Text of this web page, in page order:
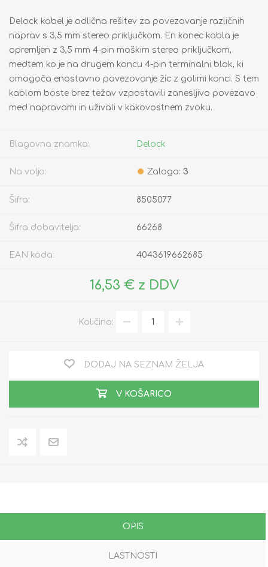
Delock kabel je odlična rešitev za povezovanje različnih
naprav s 3,5 mm stereo priključkom. En konec kabla je
opremljen z 3,5 mm 4-pin moškim stereo priključkom,
medtem ko je na drugem koncu 4-pin terminalni blok, ki
omogoča enostavno povezovanje žic z golimi konci. S tem
kablom boste brez težav vzpostavili zanesljivo povezavo
med napravami in uživali v kakovostnem zvoku.
Blagovna znamka: Delock
Na voljo: Zaloga: 3
Šifra: 8505077
Šifra dobavitelja: 66268
EAN koda: 4043619662685
16,53 € z DDV
Količina:
DODAJ NA SEZNAM ŽELJA
V KOŠARICO
OPIS
LASTNOSTI